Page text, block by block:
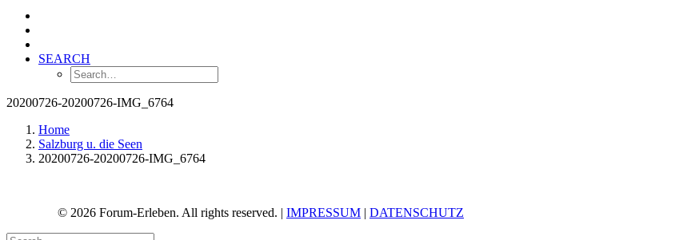
SEARCH
20200726-20200726-IMG_6764
Home
Salzburg u. die Seen
20200726-20200726-IMG_6764
© 2026 Forum-Erleben. All rights reserved. | IMPRESSUM | DATENSCHUTZ